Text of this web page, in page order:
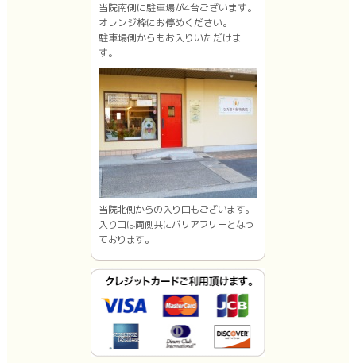
当院南側に駐車場が4台ございます。
オレンジ枠にお停めください。
駐車場側からもお入りいただけま
す。
当院北側からの入り口もございます。
入り口は両側共にバリアフリーとなっ
ております。